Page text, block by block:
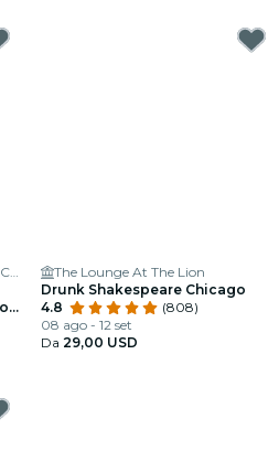
Museum Of Contemporary Art Chicago
The Lounge At The Lion
Drunk Shakespeare Chicago
4.8
(808)
08 ago - 12 set
Da 29,00 USD